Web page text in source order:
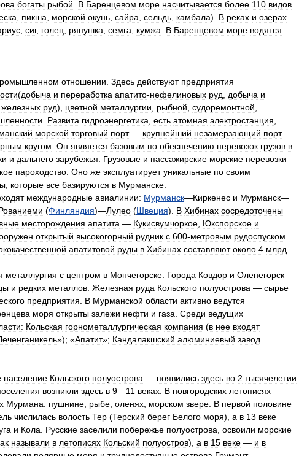
богаты рыбой В Баренцевом море насчитывается более 110 видов
пикша морской окунь сайра сельдь камбала). В реках и озерах
сиг, голец ряпушка семга кумжа В Баренцевом море водятся
отношении Здесь действуют предприятия
(добыча и переработка апатито-нефелиновых руд добыча и
железных руд), цветной металлургии рыбной судоремонтной
Развита гидроэнергетика есть атомная электростанция
морской торговый порт— крупнейший незамерзающий порт
кругом Он является базовым по обеспечению перевозок грузов в
и дальнего зарубежья Грузовые и пассажирские морские перевозки
пароходство Оно же эксплуатирует уникальные по своим
которые все базируются в Мурманске
международные авиалинии: Мурманск—Киркенес и Мурманск—
(Финляндия)—Лулео (Швеция). В Хибинах сосредоточены
месторождения апатита — Кукисвумчоркое Юкспорское и
открытый высокогорный рудник с 600-метровым рудоспуском
апатитовой руды в Хибинах составляют около 4 млрд
металлургия с центром в Мончегорске Города Ковдор и Оленегорск
и редких металлов Железная руда Кольского полуострова — сырье
предприятия В Мурманской области активно ведутся
моря открыты залежи нефти и газа Среди ведущих
Кольская горнометаллургическая компания (в нее входят
»); «Апатит»; Кандалакшский алюминиевый завод
население Кольского полуострова — появились здесь во 2 тысячелетии
возникли здесь в 9—11 веках В новгородских летописях
Мурмана: пушнине рыбе оленях морском звере В первой половине
числилась волость Тер (Терский берег Белого моря), а в 13 веке
и Кола Русские заселили побережье полуострова освоили морские
называли в летописях Кольский полуостров), а в 15 веке — и в